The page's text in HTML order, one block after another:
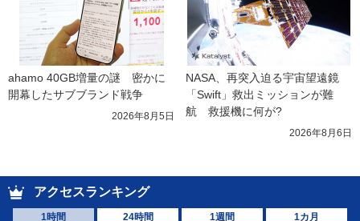
ahamo 40GB増量の謎　密かに
開幕したサブブランド戦争
2026年8月5日
NASA、再突入迫る宇宙望遠鏡
「Swift」救出ミッションが難
航　救援機に何が?
2026年8月6日
アクセスランキング
1時間 24時間 1週間 1カ月